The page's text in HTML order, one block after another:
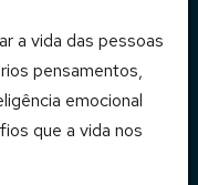
a vida das pessoas
pensamentos,
emocional
que a vida nos